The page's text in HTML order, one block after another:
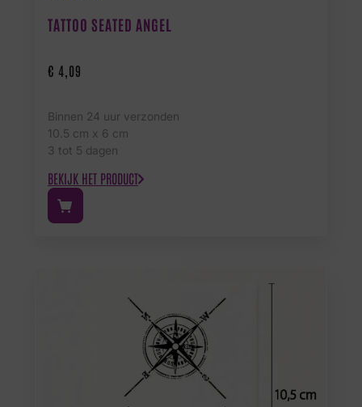
TATTOO SEATED ANGEL
€ 4,09
Binnen 24 uur verzonden
10.5 cm x 6 cm
3 tot 5 dagen
BEKIJK HET PRODUCT